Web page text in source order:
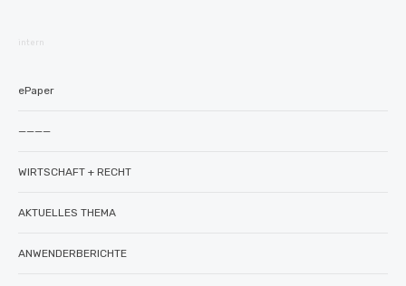
intern
ePaper
————
WIRTSCHAFT + RECHT
AKTUELLES THEMA
ANWENDERBERICHTE